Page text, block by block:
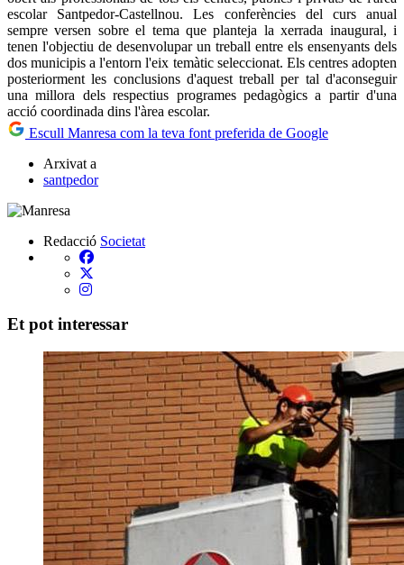
escolar Santpedor-Castellnou. Les conferències del curs anual
sempre versen sobre el tema que planteja la xerrada inaugural, i
tenen l'objectiu de desenvolupar un treball entre els ensenyants dels
dos municipis a l'entorn l'eix temàtic seleccionat. Els centres adopten
posteriorment les conclusions d'aquest treball per tal d'aconseguir
una millora dels respectius programes pedagògics a partir d'una
acció coordinada dins l'àrea escolar.
Escull Manresa com la teva font preferida de Google
Arxivat a
santpedor
Redacció Societat
Et pot interessar